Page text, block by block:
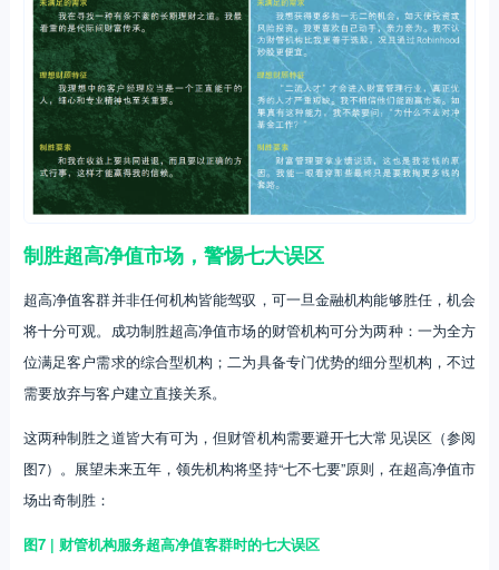
制胜超高净值市场，警惕七大误区
超高净值客群并非任何机构皆能驾驭，可一旦金融机构能够胜任，机会
将十分可观。成功制胜超高净值市场的财管机构可分为两种：一为全方
位满足客户需求的综合型机构；二为具备专门优势的细分型机构，不过
需要放弃与客户建立直接关系。
这两种制胜之道皆大有可为，但财管机构需要避开七大常见误区（参阅
图7）。展望未来五年，领先机构将坚持“七不七要”原则，在超高净值市
场出奇制胜：
图7 | 财管机构服务超高净值客群时的七大误区